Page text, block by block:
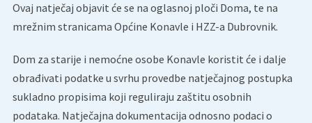
Ovaj natječaj objavit će se na oglasnoj ploči Doma, te na
mrežnim stranicama Općine Konavle i HZZ-a Dubrovnik.
Dom za starije i nemoćne osobe Konavle koristit će i dalje
obrađivati podatke u svrhu provedbe natječajnog postupka
sukladno propisima koji reguliraju zaštitu osobnih
podataka. Natječajna dokumentacija odnosno podaci o